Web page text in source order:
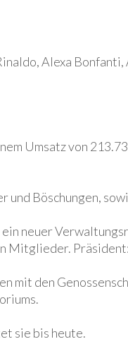
Alexa
Umsatz von
und Böschungen,
neuer
Mitglieder.
mit den
sie bis heute.